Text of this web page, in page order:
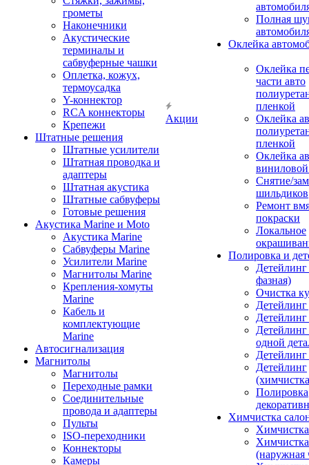
грометы
Наконечники
Акустические
терминалы и
сабвуферные чашки
Оплетка, кожух,
термоусадка
Y-коннектор
RCA коннекторы
Крепежи
Штатные решения
Штатные усилители
Штатная проводка и
адаптеры
Штатная акустика
Штатные сабвуферы
Готовые решения
Акустика Marine и Moto
Акустика Marine
Сабвуферы Marine
Усилители Marine
Магнитолы Marine
Крепления-хомуты
Marine
Кабель и
комплектующие
Marine
Автосигнализация
Магнитолы
Магнитолы
Переходные рамки
Соединительные
провода и адаптеры
Пульты
ISO-переходники
Коннекторы
Камеры
Акции
Полная
Оклейка
Оклейка
части авто
пленкой
Оклейка
пленкой
Оклейка
Снятие/
шильдиков
Ремонт
покраски
Локальное
Полировка и
фазная)
Очистка
Детейлинг
одной
Детейлинг
Полировка
Химчистка
(наружная